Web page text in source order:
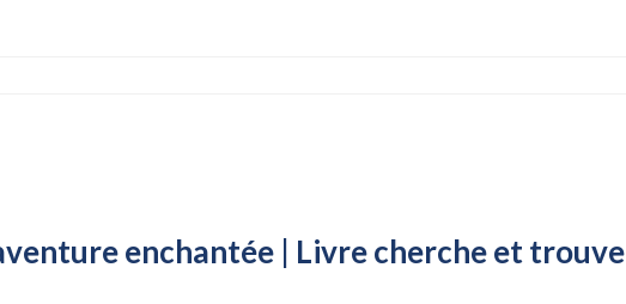
enchantée | Livre cherche et trouve